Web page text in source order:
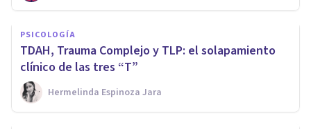
PSICOLOGÍA
TDAH, Trauma Complejo y TLP: el solapamiento
clínico de las tres “T”
Hermelinda Espinoza Jara